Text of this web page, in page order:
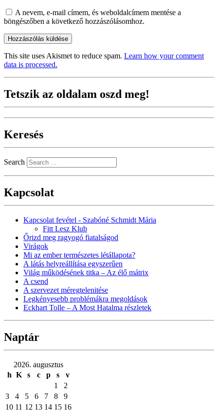
A nevem, e-mail címem, és weboldalcímem mentése a
böngészőben a következő hozzászólásomhoz.
This site uses Akismet to reduce spam. Learn how your comment
data is processed.
Tetszik az oldalam oszd meg!
Keresés
Search
Kapcsolat
Kapcsolat fevétel - Szabóné Schmidt Mária
Fitt Lesz Klub
Őrizd meg ragyogó fiatalságod
Virágok
Mi az ember természetes létállapota?
A látás helyreállítása egyszerűen
Világ működésének titka – Az élő mátrix
A csend
A szervezet méregtelenitése
Legkényesebb problémákra megoldások
Eckhart Tolle – A Most Hatalma részletek
Naptár
2026. augusztus
h K s c p s
v
1
2
3
4 5 6 7 8
9
10 11 12 13 14 15 16